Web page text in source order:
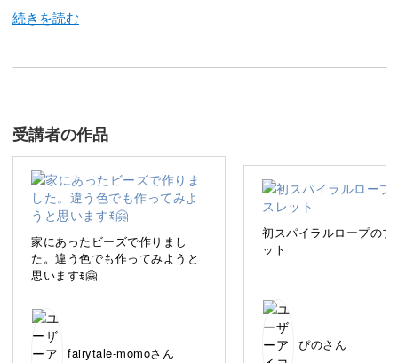
「スパイラルロープ」という、ビーズステッチの基本技術
を学んでいきましょう。
針と糸、ビーズの扱い方から丁寧にご紹介しますので、ビ
ーズステッチがはじめてという方も気軽に取り組んでくだ
さいね。
受講者の作品
家にあったビーズで作りまし
た。違う色でも作ってみようと
思いますꉂ🤗
fairytale-momoさん
初スパイラルロープのブ
ット
ぴのさん